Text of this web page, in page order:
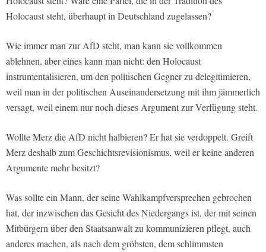
Holocaust steht, überhaupt in Deutschland zugelassen?
Wie immer man zur AfD steht, man kann sie vollkommen
ablehnen, aber eines kann man nicht: den Holocaust
instrumentalisieren, um den politischen Gegner zu delegitimieren,
weil man in der politischen Auseinandersetzung mit ihm jämmerlich
versagt, weil einem nur noch dieses Argument zur Verfügung steht.
Wollte Merz die AfD nicht halbieren? Er hat sie verdoppelt. Greift
Merz deshalb zum Geschichtsrevisionismus, weil er keine anderen
Argumente mehr besitzt?
Was sollte ein Mann, der seine Wahlkampfversprechen gebrochen
hat, der inzwischen das Gesicht des Niedergangs ist, der mit seinen
Mitbürgern über den Staatsanwalt zu kommunizieren pflegt, auch
anderes machen, als nach dem gröbsten, dem schlimmsten